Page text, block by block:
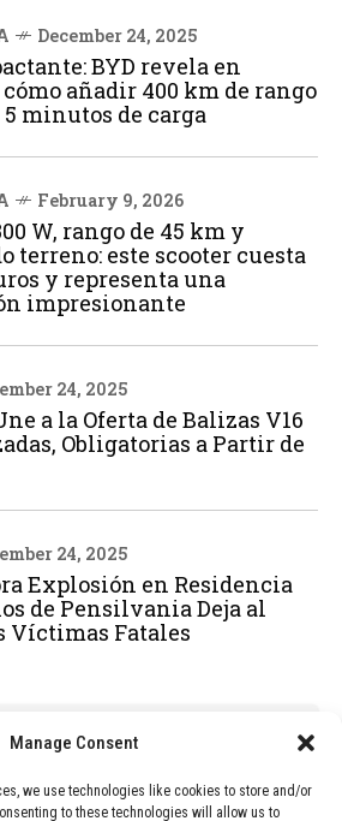
Manage Consent
we use technologies like cookies to store and/or
to these technologies will allow us to
December 24, 2025
BYD revela en
añadir 400 km de rango
5 minutos de carga
February 9, 2026
W, rango de 45 km y
terreno: este scooter cuesta
y representa una
impresionante
24, 2025
a la Oferta de Balizas V16
Obligatorias a Partir de
24, 2025
Explosión en Residencia
de Pensilvania Deja al
Víctimas Fatales